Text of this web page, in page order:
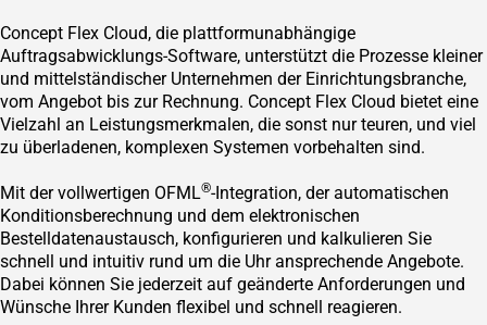
Concept Flex Cloud, die plattformunabhängige
Auftragsabwicklungs-Software, unterstützt die Prozesse kleiner
und mittelständischer Unternehmen der Einrichtungsbranche,
vom Angebot bis zur Rechnung. Concept Flex Cloud bietet eine
Vielzahl an Leistungsmerkmalen, die sonst nur teuren, und viel
zu überladenen, komplexen Systemen vorbehalten sind.
Mit der vollwertigen OFML®-Integration, der automatischen
Konditionsberechnung und dem elektronischen
Bestelldatenaustausch, konfigurieren und kalkulieren Sie
schnell und intuitiv rund um die Uhr ansprechende Angebote.
Dabei können Sie jederzeit auf geänderte Anforderungen und
Wünsche Ihrer Kunden flexibel und schnell reagieren.